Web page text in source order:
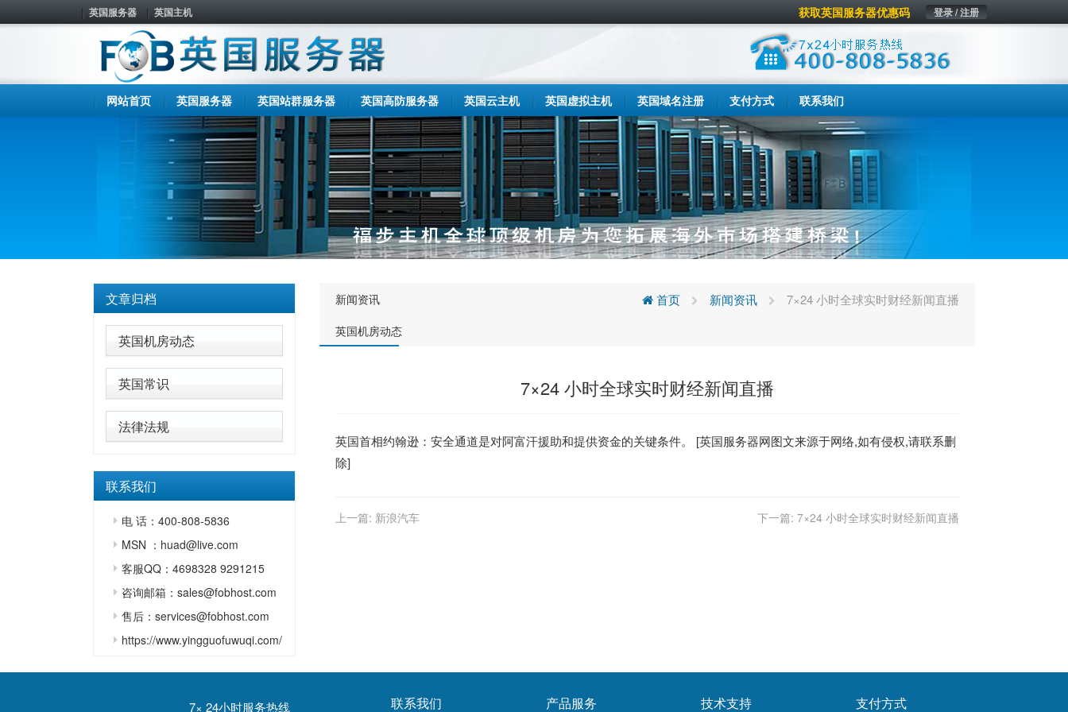
英国服务器 英国主机 登录 / 注册
获取英国服务器优惠码
网站首页 英国服务器 英国站群服务器 英国高防服务器 英国云主机 英国虚拟主机 英国域名注册 支付方式 联系我们
文章归档
英国机房动态
英国常识
法律法规
联系我们
电 话：400-808-5836
MSN ：huad@live.com
客服QQ：4698328 9291215
咨询邮箱：sales@fobhost.com
售后：services@fobhost.com
https://www.yingguofuwuqi.com/
新闻资讯
英国机房动态
首页 新闻资讯 7×24 小时全球实时财经新闻直播
7×24 小时全球实时财经新闻直播
英国首相约翰逊：安全通道是对阿富汗援助和提供资金的关键条件。 [英国服务器网图文来源于网络,如有侵权,请联系删
除]
上一篇: 新浪汽车 下一篇: 7×24 小时全球实时财经新闻直播
7× 24小时服务热线 联系我们 产品服务 技术支持 支付方式